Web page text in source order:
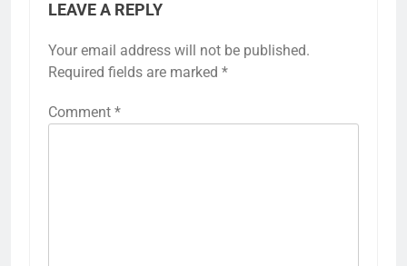
LEAVE A REPLY
Your email address will not be published.
Required fields are marked *
Comment *